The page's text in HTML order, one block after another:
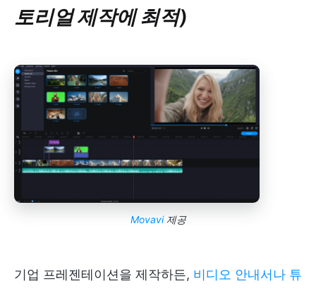
토리얼 제작에 최적)
Movavi제공
기업 프레젠테이션을 제작하든, 비디오 안내서나 튜